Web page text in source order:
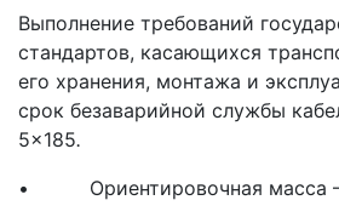
Выполнение требований
стандартов, касающихся
его хранения, монтажа и
срок безаварийной службы
5x185.
• Ориентировочная масса –